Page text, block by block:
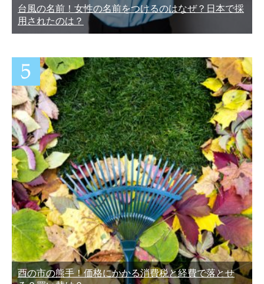
台風の名前！女性の名前をつけるのはなぜ？日本で採
用されたのは？
酉の市の熊手！価格にかかる消費税と経費で落とせ